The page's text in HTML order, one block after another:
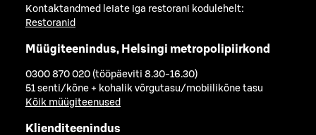
Kontaktandmed leiate iga restorani kodulehelt:
Restoranid
Müügiteenindus, Helsingi metropolipiirkond
0300 870 020 (tööpäeviti 8.30-16.30)
51 senti/kõne + kohalik võrgutasu/mobiilikõne tasu
Kõik müügiteenused
Klienditeenindus